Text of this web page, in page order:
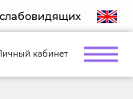
кабинет